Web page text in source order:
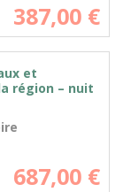
387,00 €
et
région – nuit
687,00 €